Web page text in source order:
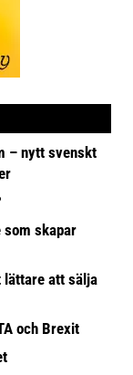
– nytt svenskt
som skapar
lättare att sälja
och Brexit